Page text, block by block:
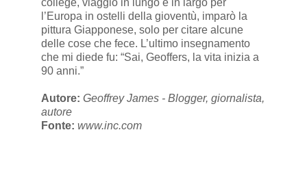
college, viaggiò in lungo e in largo per
l’Europa in ostelli della gioventù, imparò la
pittura Giapponese, solo per citare alcune
delle cose che fece. L’ultimo insegnamento
che mi diede fu: “Sai, Geoffers, la vita inizia a
90 anni.”
Autore: Geoffrey James - Blogger, giornalista,
autore
Fonte: www.inc.com